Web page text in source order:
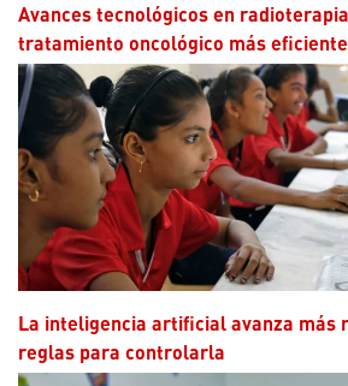
Avances tecnológicos en radioterapia hacen el
tratamiento oncológico más eficiente
La inteligencia artificial avanza más rápido que las
reglas para controlarla